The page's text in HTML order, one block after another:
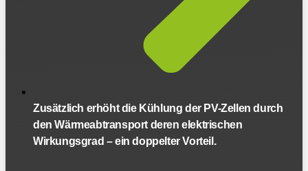
Zusätzlich erhöht die Kühlung der PV-Zellen durch
den Wärmeabtransport deren elektrischen
Wirkungsgrad – ein doppelter Vorteil.